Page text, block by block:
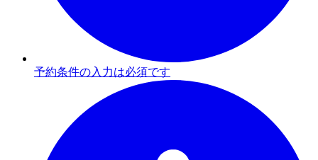
予約条件の入力は必須です